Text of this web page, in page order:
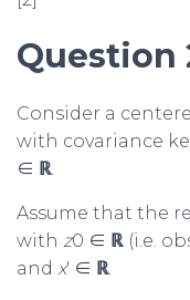
Question
Consider a
with covariance
∈ ℝ.
Assume that the
with z0 ∈ ℝ (i.e.
and x′ ∈ ℝ.